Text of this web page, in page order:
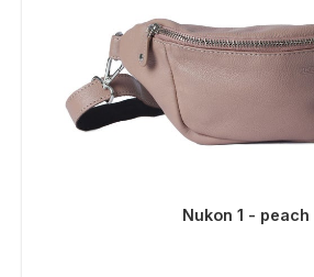
Nukon 1 - peach